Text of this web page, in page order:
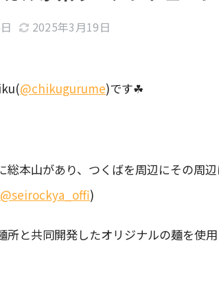
2025年3月19日
@chikugurume)です☘
総本山があり、つくばを周辺にその周
@seirockya_offi)
所と共同開発したオリジナルの麺を使